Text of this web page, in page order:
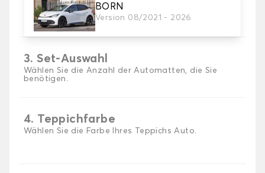
BORN
Version 08/2021 - 2026
2. Material
Wählen Sie das Material Ihres Autofussmatten
3. Set-Auswahl
Wählen Sie die Anzahl der Automatten, die Sie
benötigen.
4. Teppichfarbe
Wählen Sie die Farbe Ihres Teppichs Auto.